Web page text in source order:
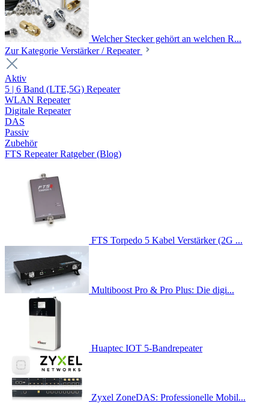
Welcher Stecker gehört an welchen R...
Zur Kategorie Verstärker / Repeater
Aktiv
5 | 6 Band (LTE,5G) Repeater
WLAN Repeater
Digitale Repeater
DAS
Passiv
Zubehör
FTS Repeater Ratgeber (Blog)
FTS Torpedo 5 Kabel Verstärker (2G ...
Multiboost Pro & Pro Plus: Die digi...
Huaptec IOT 5-Bandrepeater
Zyxel ZoneDAS: Professionelle Mobil...